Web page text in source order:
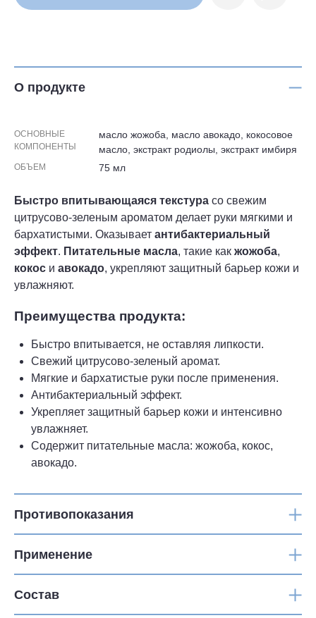
О продукте
ОСНОВНЫЕ
КОМПОНЕНТЫ
масло жожоба, масло авокадо, кокосовое
масло, экстракт родиолы, экстракт имбиря
ОБЪЕМ 75 мл
Быстро впитывающаяся текстура со свежим
цитрусово-зеленым ароматом делает руки мягкими и
бархатистыми. Оказывает антибактериальный
эффект. Питательные масла, такие как жожоба,
кокос и авокадо, укрепляют защитный барьер кожи и
увлажняют.
Преимущества продукта:
Быстро впитывается, не оставляя липкости.
Свежий цитрусово-зеленый аромат.
Мягкие и бархатистые руки после применения.
Антибактериальный эффект.
Укрепляет защитный барьер кожи и интенсивно
увлажняет.
Содержит питательные масла: жожоба, кокос,
авокадо.
Противопоказания
Применение
Состав